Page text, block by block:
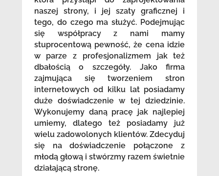
naszej strony, i jej szaty graficznej i
tego, do czego ma służyć. Podejmując
się współpracy z nami mamy
stuprocentową pewność, że cena idzie
w parze z profesjonalizmem jak też
dbałością o szczegóły. Jako firma
zajmująca się tworzeniem stron
internetowych od kilku lat posiadamy
duże doświadczenie w tej dziedzinie.
Wykonujemy daną pracę jak najlepiej
umiemy, dlatego też posiadamy już
wielu zadowolonych klientów. Zdecyduj
się na doświadczenie połączone z
młodą głową i stwórzmy razem świetnie
działającą stronę.